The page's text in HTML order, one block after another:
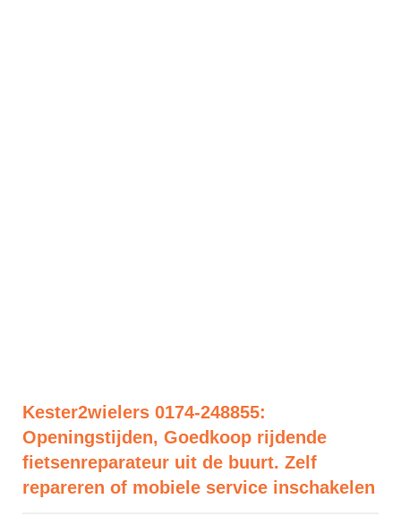
Kester2wielers 0174-248855:
Openingstijden, Goedkoop rijdende
fietsenreparateur uit de buurt. Zelf
repareren of mobiele service inschakelen